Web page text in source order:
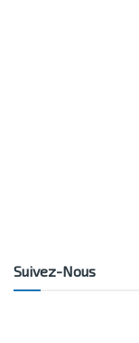
Suivez-Nous